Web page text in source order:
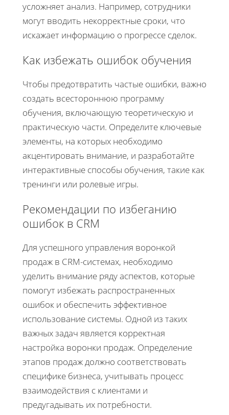
усложняет анализ. Например, сотрудники
могут вводить некорректные сроки, что
искажает информацию о прогрессе сделок.
Как избежать ошибок обучения
Чтобы предотвратить частые ошибки, важно
создать всестороннюю программу
обучения, включающую теоретическую и
практическую части. Определите ключевые
элементы, на которых необходимо
акцентировать внимание, и разработайте
интерактивные способы обучения, такие как
тренинги или ролевые игры.
Рекомендации по избеганию
ошибок в CRM
Для успешного управления воронкой
продаж в CRM-системах, необходимо
уделить внимание ряду аспектов, которые
помогут избежать распространенных
ошибок и обеспечить эффективное
использование системы. Одной из таких
важных задач является корректная
настройка воронки продаж. Определение
этапов продаж должно соответствовать
специфике бизнеса, учитывать процесс
взаимодействия с клиентами и
предугадывать их потребности.